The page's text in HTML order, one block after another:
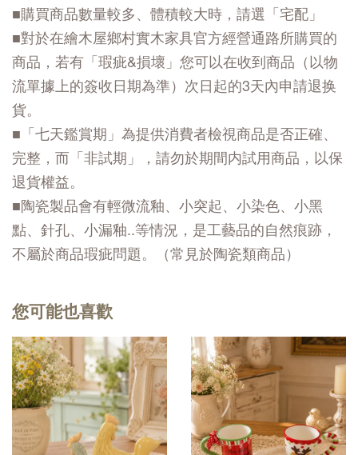
■購買商品數量較多、體積較大時，請選「宅配」
■對於在繪木屋鄉村實木家具官方經營通路所購買的
商品，若有「瑕疵&損壞」您可以在收到商品（以物
流單據上的簽收日期為準）次日起的3天內申請退换
貨。
■「七天鑑賞期」為提供消費者檢視商品是否正確、
完整，而「非試期」，請勿於期間内試用商品，以保
退貨權益。
■陶瓷製品會有輕微流釉、小突起、小染色、小黑
點、針孔、小漏釉..等情況，是工藝品的自然痕跡，
不屬於商品瑕疵問題。（常見於陶瓷類商品）
您可能也喜歡